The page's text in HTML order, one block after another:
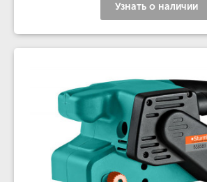
Узнать о наличии